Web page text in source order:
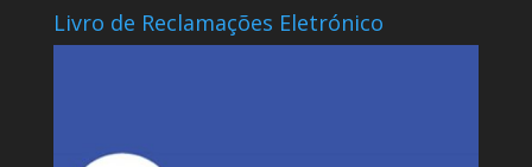
Livro de Reclamações Eletrónico